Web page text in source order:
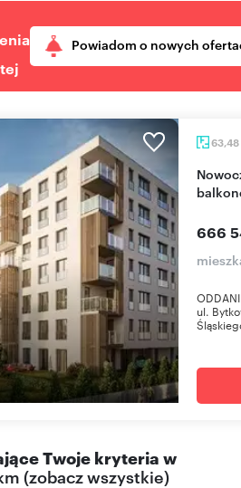
Powiadom o nowych
63,48
Nowoczesne 3-pokojowe mieszkanie z dużym
666
ul.
Twoje kryteria w
(zobacz wszystkie)